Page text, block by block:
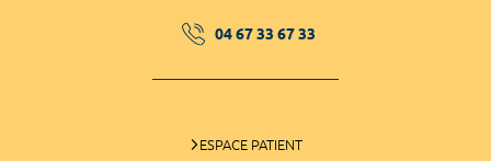
04 67 33 67 33
ESPACE PATIENT